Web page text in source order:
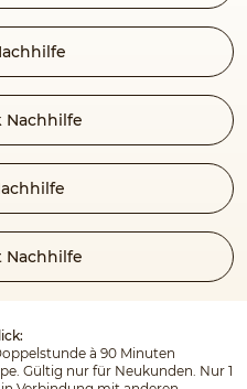
Nachhilfe
Nachhilfe
à 90 Minuten
Gültig nur für Neukunden. Nur 1